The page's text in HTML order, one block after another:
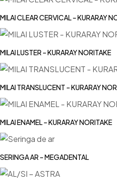
MILAI CLEAR CERVICAL – KURARAY
MILAI LUSTER – KURARAY NORITAKE
MILAI TRANSLUCENT – KURARAY
MILAI ENAMEL – KURARAY NORITAKE
SERINGA AR – MEGADENTAL